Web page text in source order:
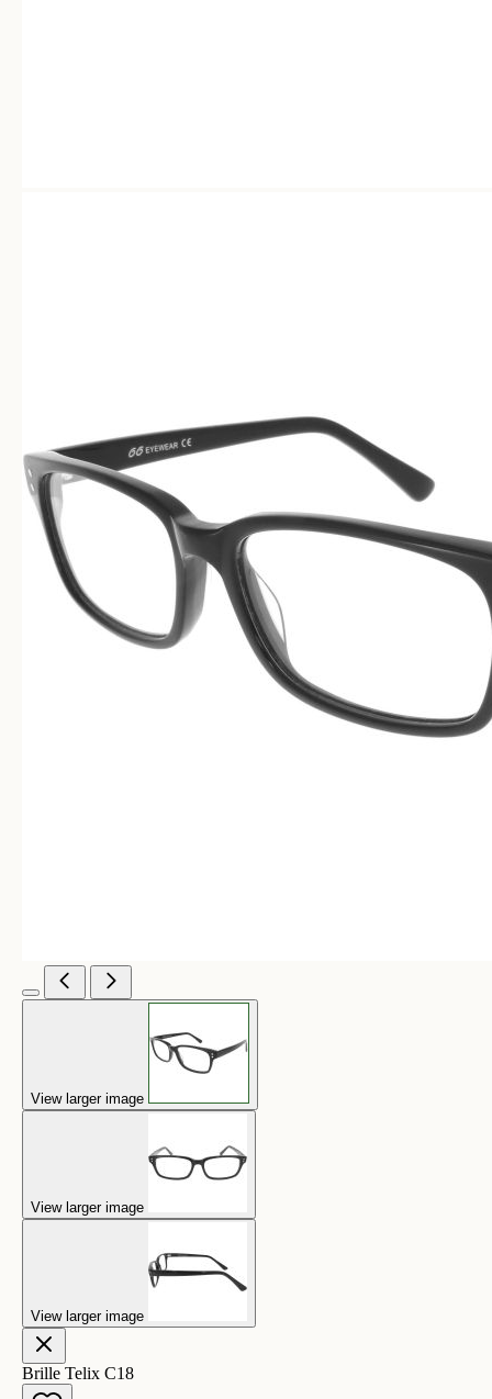
View larger image
View larger image
View larger image
Brille Telix C18